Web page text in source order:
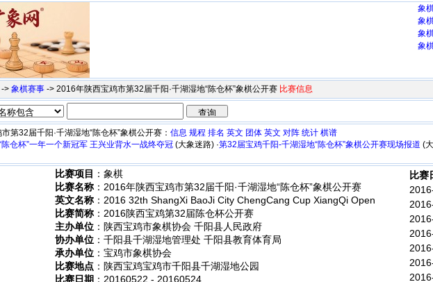
象
象
象
象
-> 象棋赛事 -> 2016年陕西宝鸡市第32届千阳·千湖湿地“陈仓杯”象棋公开赛 比赛信息
第32届千阳·千湖湿地“陈仓杯”象棋公开赛： 信息 规程 排名 英文 团体 英文 对阵 统计 棋谱
陈仓杯”一年一个新冠军 王兴业背水一战终夺冠 (大象迷路) ·第32届宝鸡千阳-千湖湿地“陈仓杯”象棋公开赛现场报道 (
比赛项目 ：象棋
比赛名称 ：2016年陕西宝鸡市第32届千阳·千湖湿地“陈仓杯”象棋公开赛
英文名称 ：2016 32th ShangXi BaoJi City ChengCang Cup XiangQi Open
比赛简称 ：2016陕西宝鸡第32届陈仓杯公开赛
主办单位 ：陕西宝鸡市象棋协会 千阳县人民政府
协办单位 ：千阳县千湖湿地管理处 千阳县教育体育局
承办单位 ：宝鸡市象棋协会
比赛地点 ：陕西宝鸡宝鸡市千阳县千湖湿地公园
比赛日期 ：20160522 - 20160524
比赛